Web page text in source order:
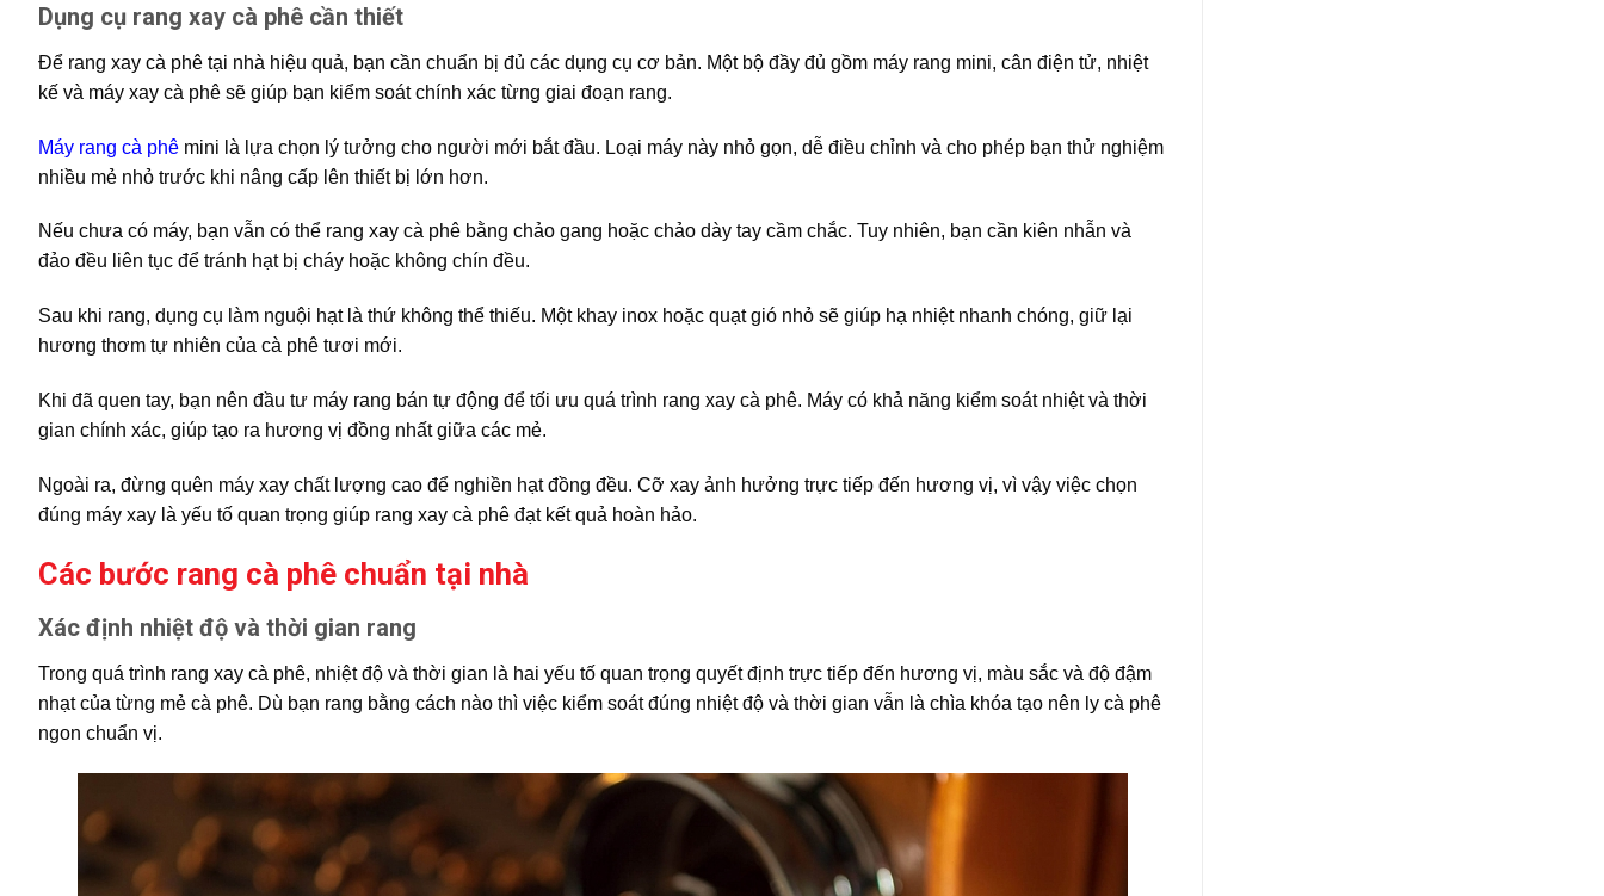
Dụng cụ rang xay cà phê cần thiết
Để rang xay cà phê tại nhà hiệu quả, bạn cần chuẩn bị đủ các dụng cụ cơ bản. Một bộ đầy đủ gồm máy rang mini, cân điện tử, nhiệt
kế và máy xay cà phê sẽ giúp bạn kiểm soát chính xác từng giai đoạn rang.
Máy rang cà phê mini là lựa chọn lý tưởng cho người mới bắt đầu. Loại máy này nhỏ gọn, dễ điều chỉnh và cho phép bạn thử nghiệm
nhiều mẻ nhỏ trước khi nâng cấp lên thiết bị lớn hơn.
Nếu chưa có máy, bạn vẫn có thể rang xay cà phê bằng chảo gang hoặc chảo dày tay cầm chắc. Tuy nhiên, bạn cần kiên nhẫn và
đảo đều liên tục để tránh hạt bị cháy hoặc không chín đều.
Sau khi rang, dụng cụ làm nguội hạt là thứ không thể thiếu. Một khay inox hoặc quạt gió nhỏ sẽ giúp hạ nhiệt nhanh chóng, giữ lại
hương thơm tự nhiên của cà phê tươi mới.
Khi đã quen tay, bạn nên đầu tư máy rang bán tự động để tối ưu quá trình rang xay cà phê. Máy có khả năng kiểm soát nhiệt và thời
gian chính xác, giúp tạo ra hương vị đồng nhất giữa các mẻ.
Ngoài ra, đừng quên máy xay chất lượng cao để nghiền hạt đồng đều. Cỡ xay ảnh hưởng trực tiếp đến hương vị, vì vậy việc chọn
đúng máy xay là yếu tố quan trọng giúp rang xay cà phê đạt kết quả hoàn hảo.
Các bước rang cà phê chuẩn tại nhà
Xác định nhiệt độ và thời gian rang
Trong quá trình rang xay cà phê, nhiệt độ và thời gian là hai yếu tố quan trọng quyết định trực tiếp đến hương vị, màu sắc và độ đậm
nhạt của từng mẻ cà phê. Dù bạn rang bằng cách nào thì việc kiểm soát đúng nhiệt độ và thời gian vẫn là chìa khóa tạo nên ly cà phê
ngon chuẩn vị.